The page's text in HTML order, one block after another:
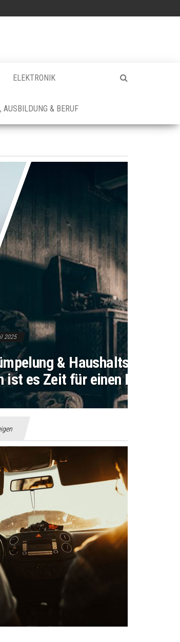
ELEKTRONIK
AUSBILDUNG & BERUF
du
Modell
2025
&
ist es Zeit für einen